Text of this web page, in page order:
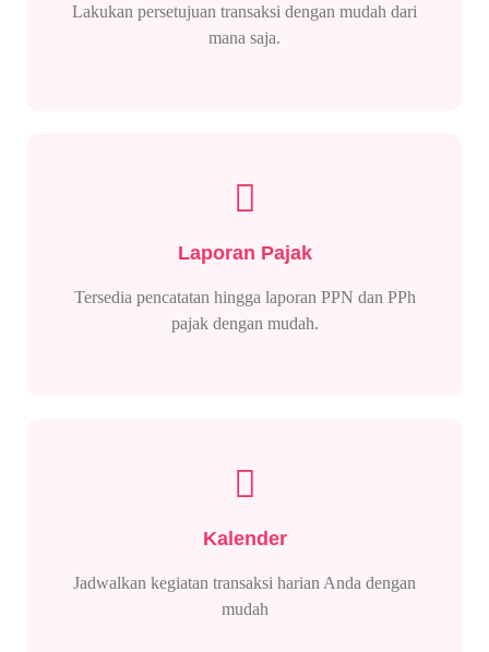
Lakukan persetujuan transaksi dengan mudah dari
mana saja.
Laporan Pajak
Tersedia pencatatan hingga laporan PPN dan PPh
pajak dengan mudah.
Kalender
Jadwalkan kegiatan transaksi harian Anda dengan
mudah